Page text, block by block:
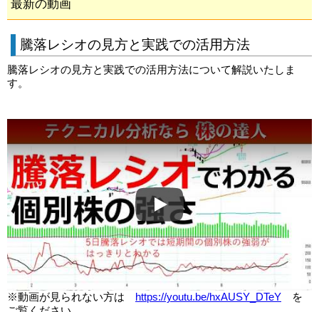
最新の動画
騰落レシオの見方と実践での活用方法
騰落レシオの見方と実践での活用方法について解説いたしま
す。
Play
※動画が見られない方は https://youtu.be/hxAUSY_DTeY を